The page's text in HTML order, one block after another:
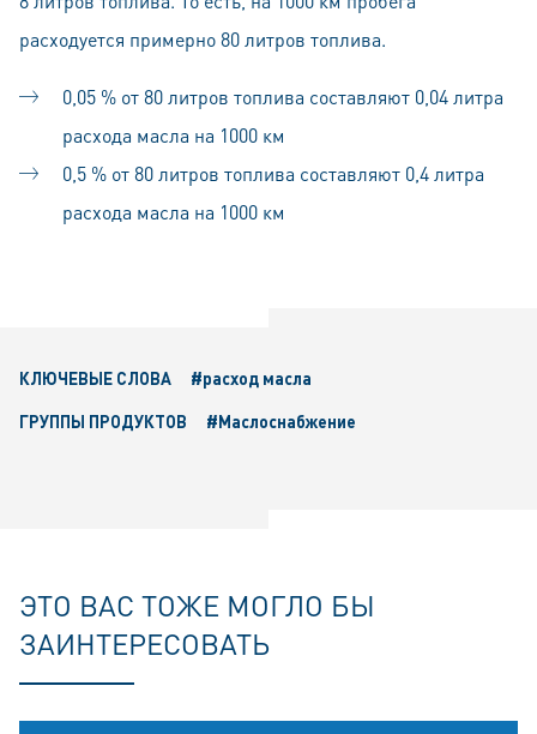
расходуется примерно 80 литров топлива.
0,05 % от 80 литров топлива составляют 0,04 литра
расхода масла на 1000 км
0,5 % от 80 литров топлива составляют 0,4 литра
расхода масла на 1000 км
КЛЮЧЕВЫЕ СЛОВА
#расход масла
ГРУППЫ ПРОДУКТОВ
#Маслоснабжение
ЭТО ВАС ТОЖЕ МОГЛО БЫ
ЗАИНТЕРЕСОВАТЬ